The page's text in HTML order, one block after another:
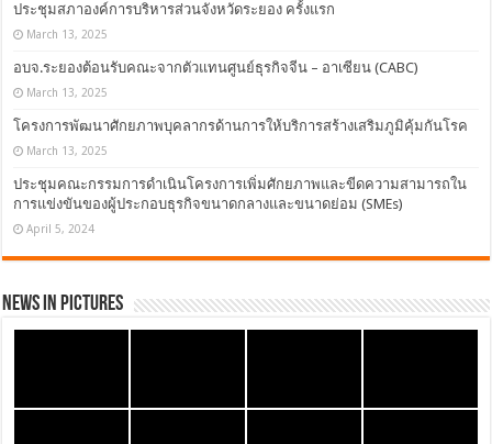
ประชุมสภาองค์การบริหารส่วนจังหวัดระยอง ครั้งแรก
March 13, 2025
อบจ.ระยองต้อนรับคณะจากตัวแทนศูนย์ธุรกิจจีน – อาเซียน (CABC)
March 13, 2025
โครงการพัฒนาศักยภาพบุคลากรด้านการให้บริการสร้างเสริมภูมิคุ้มกันโรค
March 13, 2025
ประชุมคณะกรรมการดำเนินโครงการเพิ่มศักยภาพและขีดความสามารถใน
การแข่งขันของผู้ประกอบธุรกิจขนาดกลางและขนาดย่อม (SMEs)
April 5, 2024
News in Pictures